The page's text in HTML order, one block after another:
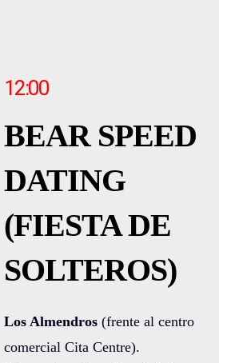
12:00
BEAR SPEED
DATING
(FIESTA DE
SOLTEROS)
Los Almendros (frente al centro
comercial Cita Centre).